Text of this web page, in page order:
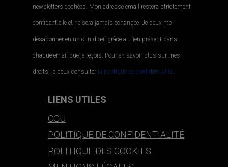
newsletters cochées. Mon adresse email restera strictement
confidentielle et ne sera jamais échangée. Je peux me
désabonner en un clin d'œil grâce au lien présent dans
chaque email que je reçois. Pour en savoir plus sur mes
droits, je peux consulter la politique de confidentialité..
LIENS UTILES
CGU
POLITIQUE DE CONFIDENTIALITÉ
POLITIQUE DES COOKIES